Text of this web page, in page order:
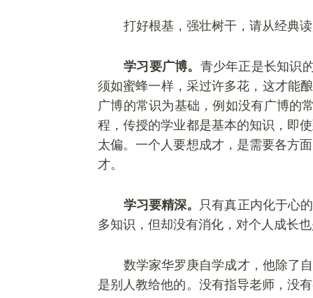
打好根基，强壮树干，请从经典
学习要广博。 青少年正是长知识
须如蜜蜂一样，采过许多花，这才能
广博的常识为基础，例如没有广博的
程，传授的学业都是基本的知识，即
太偏。一个人要想成才，是需要各方
才。
学习要精深。 只有真正内化于心
多知识，但却没有消化，对个人成长
数学家华罗庚自学成才，他除了
是别人教给他的。没有指导老师，没